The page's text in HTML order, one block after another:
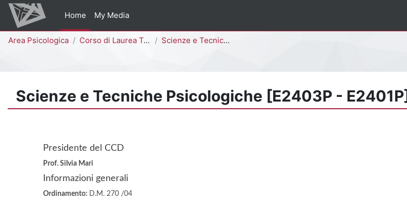
Vai al contenuto principale
Home
My Media
Percorso della pagina
Area Psicologica Corso di Laurea Triennale Scienze e Tecniche Psicologiche [E2403P - E2401P]
Scienze e Tecniche Psicologiche [E2403P - E2401P]
Presidente del CCD
Prof. Silvia Mari
Informazioni generali
Ordinamento: D.M. 270 /04